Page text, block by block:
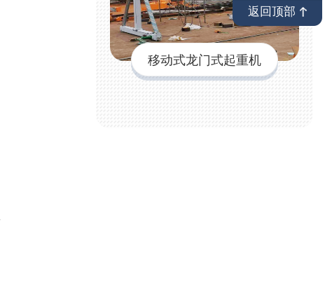
移动式龙门式起重机
返回顶部